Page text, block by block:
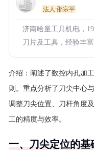
法人:邵宗平
济南哈量工具机电，
刀片及工具，经验丰
介绍： 阐述了数控内孔加
则。重点分析了刀尖中心
调整刀尖位置、刀杆角度
工的精度与效率。
一、刀尖定位的基